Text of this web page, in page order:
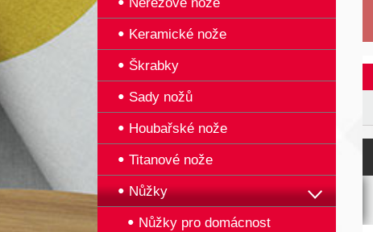
Keramické nože
Škrabky
Sady nožů
Houbařské nože
Titanové nože
Nůžky
Nůžky pro domácnost